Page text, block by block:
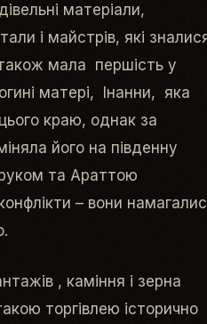
матеріали,
і майстрів, які
мала першість у
матері, Інанни, яка
краю, однак за
його на південну
та Араттою
– вони
, каміння і зерна
торгівлею історично